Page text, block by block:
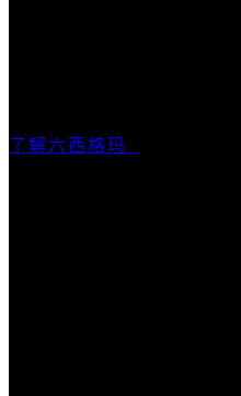
了解六西格玛